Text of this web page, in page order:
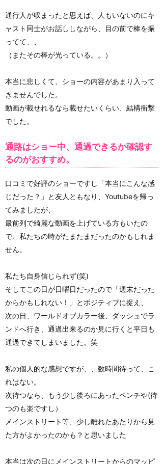
通行人が収まったと思えば、人もいないのにキ
ャスト同士がお話ししながら、目の前で棒を振
ってて、、
（またその棒が光っている。。）
本当に悲しくて、ショーの内容があまり入って
きませんでした。
動画が載せれるなら載せたいくらい、結構衝撃
でした。
通路はショー中、通過できるか確認す
るのがおすすめ。
口コミで好評のショーですし「本当にこんな感
じだった？」と友人ともなり、Youtubeを帰っ
てみましたが、
最前列で綺麗な動画を上げている方もいたの
で、私たちの時がたまたまだったのかもしれま
せん。
私たち自身信じられず(笑)
そしてこの日が日曜日だったので「週末だった
からかもしれない！」とポジティブに捉え、
次の日、ワールドオブカラー後、ダッシュでラ
ンドへ行き、通過出来るのか見に行くと平日も
通過できてしまいました。笑
私の個人的な感想ですが、、数時間待って、こ
れはない。
次待つなら、もう少し後ろにあったベンチや(待
つのも楽ですし）
メインストリート等、少し離れたあたりから見
た方がよかったのかも？と思いました
本当は次の日にメインストリートからのマッピ